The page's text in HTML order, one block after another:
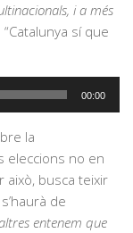
i a més
sí que
00:00
la
eleccions no en
busca teixir
de
entenem que